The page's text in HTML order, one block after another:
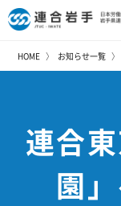
HOME お知らせ一覧
連合
園